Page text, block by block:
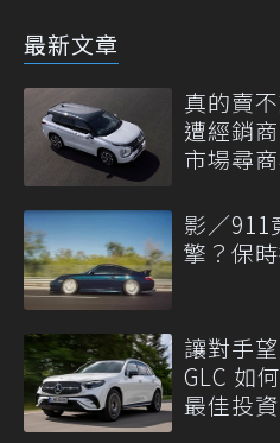
最新文章
真的賣
遭經銷
市場尋商
影／911
擎？保
讓對手
GLC 如
最佳投資